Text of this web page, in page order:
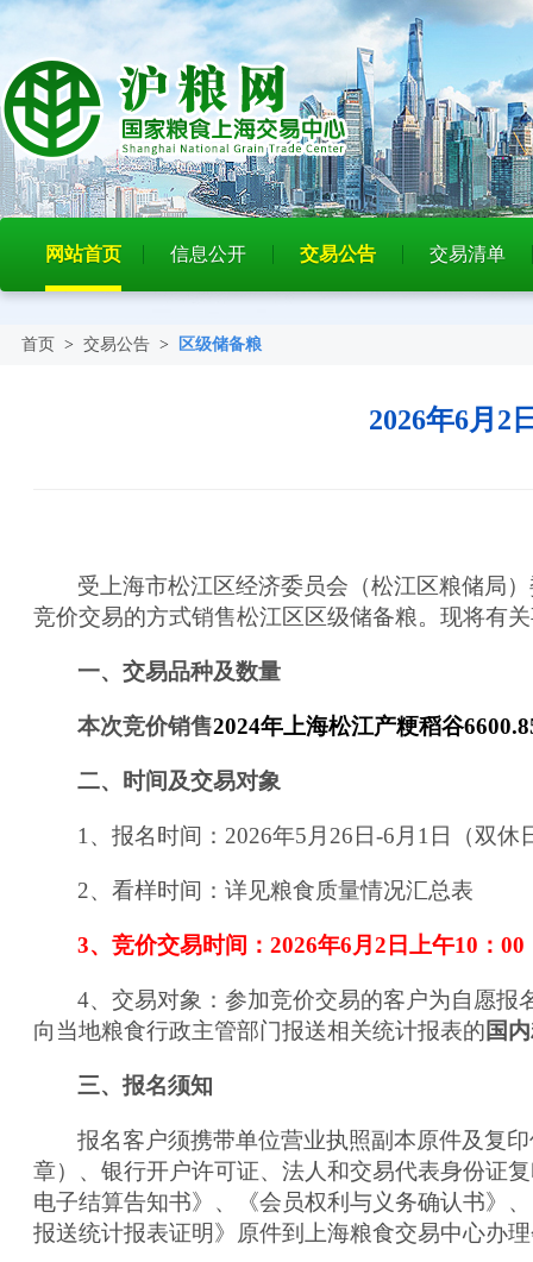
网站首页 信息公开 交易公告 交易清单
首页 > 交易公告 > 区级储备粮
2026年6月2
受 上海市松江区经济委员会（松江区粮储局）
竞价交易的方式销售松江区区级储备粮。现将有
一、交易品种及数量
本次竞价销售2024年上海松江产粳稻谷
二、时间及交易对象
1、报名时间：2026年5 月 26 日-6 月 1 日（双休
2、看样时间：详见粮食质量情况汇总表
3、竞价交易时间：2026年6月2 日上午10：00
4、交易对象：参加竞价交易的客户为自愿
向当地粮食行政主管部门报送相关统计报表的国
三、报名须知
报名客户须携带单位营业执照副本原件及复
章）、银行开户许可证、法人和交易代表身份证
电子结算告知书》、《会员权利与义务确认书》
报送统计报表证明》原件到上海粮食交易中心办